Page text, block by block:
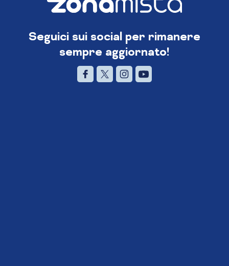
Seguici sui social per rimanere
sempre aggiornato!